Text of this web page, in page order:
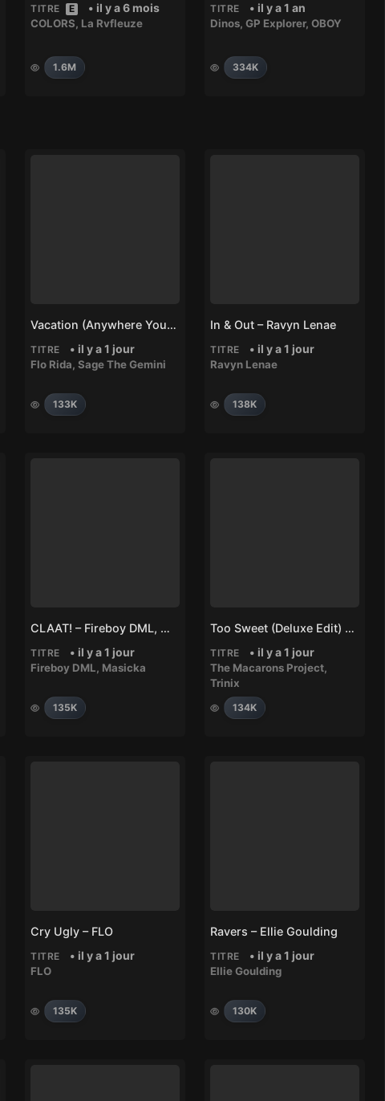
TITRE E • il y a 6 mois
COLORS, La Rvfleuze
1.6M
TITRE • il y a 1 an
Dinos,GP Explorer,OBOY
334K
Vacation (Anywhere You Wanna Go) – Flo Rida, Sage The Gemini
TITRE • il y a 1 jour
Flo Rida,Sage The Gemini
133K
In & Out – Ravyn Lenae
TITRE • il y a 1 jour
Ravyn Lenae
138K
CLAAT! – Fireboy DML, Masicka
TITRE • il y a 1 jour
Fireboy DML, Masicka
135K
Too Sweet (Deluxe Edit) – Trinix, The Macarons Project
TITRE • il y a 1 jour
The Macarons Project,
Trinix
134K
Cry Ugly – FLO
TITRE • il y a 1 jour
FLO
135K
Ravers – Ellie Goulding
TITRE • il y a 1 jour
Ellie Goulding
130K